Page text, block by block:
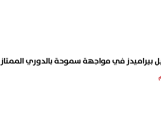
في مواجهة سموحة بالدوري الممتاز